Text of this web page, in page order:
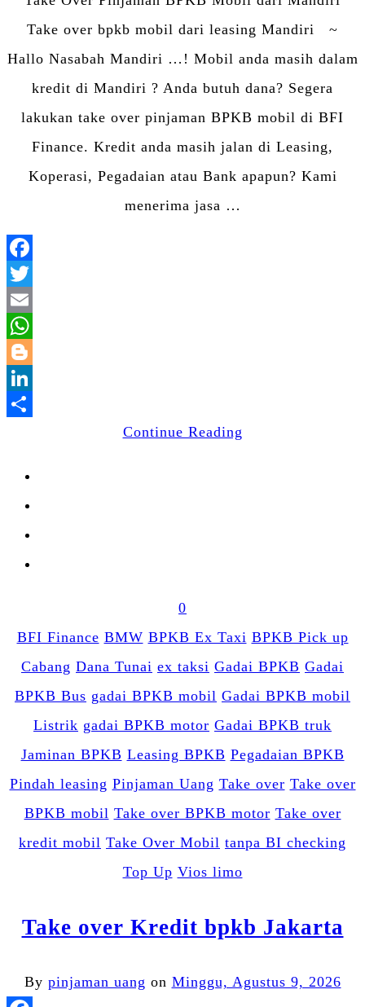
Take over bpkb mobil dari leasing Mandiri ~
Hallo Nasabah Mandiri …! Mobil anda masih dalam
kredit di Mandiri ? Anda butuh dana? Segera
lakukan take over pinjaman BPKB mobil di BFI
Finance. Kredit anda masih jalan di Leasing,
Koperasi, Pegadaian atau Bank apapun? Kami
menerima jasa …
Share
Continue Reading
0
BFI Finance BMW BPKB Ex Taxi BPKB Pick up
Cabang Dana Tunai ex taksi Gadai BPKB Gadai
BPKB Bus gadai BPKB mobil Gadai BPKB mobil
Listrik gadai BPKB motor Gadai BPKB truk
Jaminan BPKB Leasing BPKB Pegadaian BPKB
Pindah leasing Pinjaman Uang Take over Take over
BPKB mobil Take over BPKB motor Take over
kredit mobil Take Over Mobil tanpa BI checking
Top Up Vios limo
Take over Kredit bpkb Jakarta
By pinjaman uang on Minggu, Agustus 9, 2026